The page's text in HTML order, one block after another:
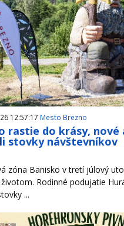
12:57:17 Mesto Brezno
rastie do krásy, nové
stovky návštevníkov
zóna Banisko v tretí júlový
Rodinné podujatie
...